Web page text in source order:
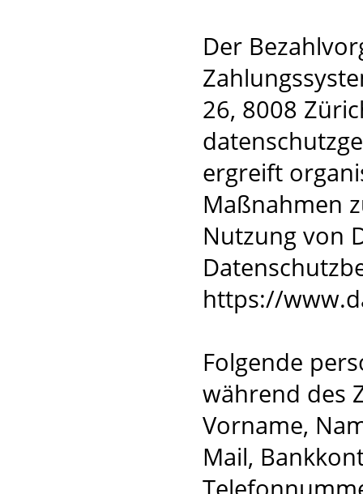
Der
26, 8008
ergreift
Maßnahmen
Nutzung von
https://
Folgende
während des
Vorname,
Mail,